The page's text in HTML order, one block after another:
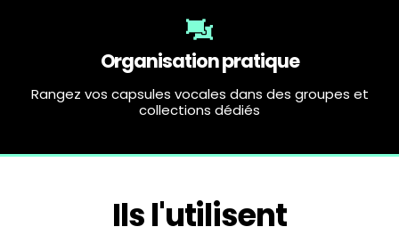
Organisation pratique
Rangez vos capsules vocales dans des groupes et
collections dédiés
Ils l'utilisent